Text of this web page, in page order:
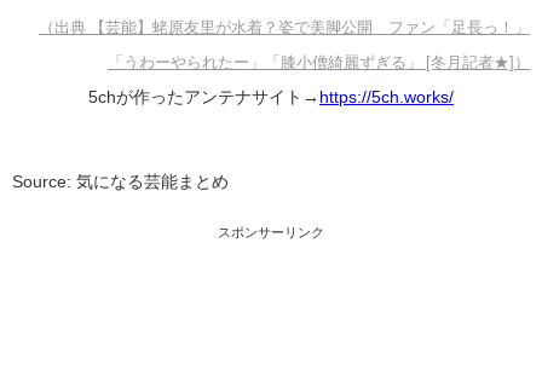
（出典 【芸能】蛯原友里が水着？姿で美脚公開 ファン「足長っ！」
「うわーやられたー」「膝小僧綺麗ずぎる」 [冬月記者★]）
5chが作ったアンテナサイト→ https://5ch.works/
Source: 気になる芸能まとめ
スポンサーリンク